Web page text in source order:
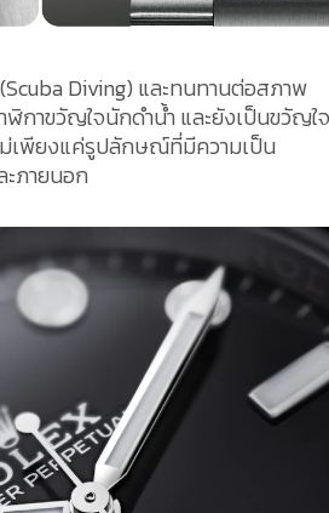
Diving) และทนทานต่อสภาพ
ฬิกาขวัญใจนักดำน้ำ และยังเป็นขวัญใ
ม่เพียงแค่รูปลักษณ์ที่มีความเป็น
ภายนอก